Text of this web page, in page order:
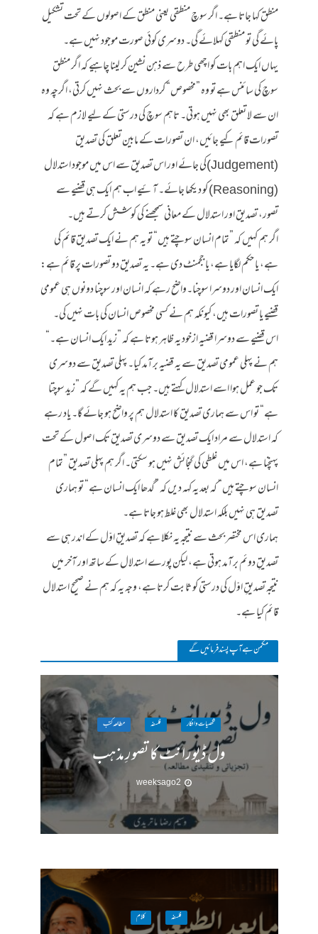
منطق کہا جاتا ہے۔ اگر سوچ منطقی یعنی منطق کے اصولوں کے تحت تشکیل
پائے گی تو منطقی کہلائے گی۔ دوسری کوئی صورت موجود نہیں ہے۔
یہاں ایک اہم بات کو اچھی طرح سے ذہن نشین کر لینا چاہیے کہ اگر منطق
سوچ کی سائنس ہے تو وہ ”مخصوص“ کرداروں سے بحث نہیں کرتی، اگرچہ وہ
ان سے لا تعلق بھی نہیں ہوتی۔ تاہم سوچ کی درستی کے لیے لازم ہے کہ
تصورات قائم کیے جائیں، ان تصورات کے مابین تعلق کی تصدیق
(Judgement)کی جائے اور اس تصدیق سے اس میں موجود استدلال
(Reasoning) کو دیکھا جائے۔ آئیے اب ہم ایک ہی قضیے سے
تصور، تصدیق اور استدلال کے معانی سمجھنے کی کوشش کرتے ہیں۔
اگر ہم کہیں کہ ”تمام انسان سوچتے ہیں“ تو یہ ہم نے ایک تصدیق قائم کی
ہے، یا حکم لگایا ہے، یا ججمنٹ دی ہے۔ یہ تصدیق دو تصورات پر قائم ہے:
ایک انسان اور دوسرا سوچنا۔واضح رہے کہ انسان اور سوچنا دونوں ہی عمومی
قضیے یا تصورات ہیں، کیونکہ ہم نے کسی مخصوص انسان کی بات نہیں کی۔
اس قضیے سے دوسرا قضیہ ازخود یہ ظاہر ہوتا ہے کہ ”زید ایک انسان ہے۔“
ہم نے پہلی عمومی تصدیق سے یہ قضیہ برآمد کیا۔ پہلی تصدیق سے دوسری
تک جو عمل ہوا اسے استدلال کہتے ہیں۔ جب ہم یہ کہیں گے کہ ”زید سوچتا
ہے“ تو اس سے ہماری تصدیق کا استدلال ہم پر واضح ہو جائے گا۔ یاد رہے
کہ استدلال سے مراد ایک تصدیق سے دوسری تصدیق تک اصول کے تحت
پہنچنا ہے، اس میں غلطی کی گنجائش نہیں ہو سکتی۔ اگر ہم پہلی تصدیق ”تمام
انسان سوچتے ہیں“ کہ بعد یہ کہہ دیں کہ ”گدھا ایک انسان ہے“ تو ہماری
تصدیق ہی نہیں بلکہ استدلال بھی غلط ہو جاتا ہے۔
ہماری اس مختصر بحث سے نتیجہ یہ نکلا ہے کہ تصدیقِ اوّل کے اندر ہی سے
تصدیقِ دوئم برآمد ہوتی ہے، لیکن پورے استدلال کے ساتھ اور آخر میں
نتیجہ تصدیقِ اوّل کی درستی کو ثابت کرتا ہے، وجہ یہ کہ ہم نے صحیح استدلال
قائم کیا ہے۔
مکمن ہےآپ پسند فرمائیں گے
شخصیات وافکار فلسفہ مطالعہ کتب
ول ڈیورانٹ کا تصورِ مذہب
2 weeks ago
فلسفہ کلام